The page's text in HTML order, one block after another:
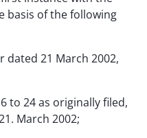
basis of the following
dated 21 March 2002,
to 24 as originally filed,
March 2002;